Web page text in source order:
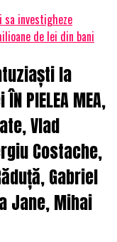
sa investigheze
de lei din bani
la
PIELEA MEA,
Vlad
Costache,
Gabriel
Jane, Mihai